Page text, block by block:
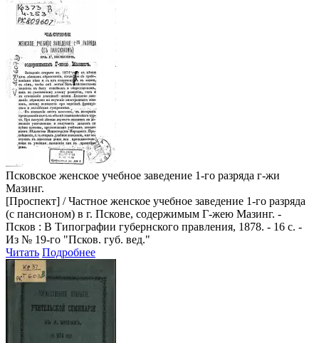
Псковское женское учебное заведение 1-го разряда г-жи
Мазинг.
[Проспект] / Частное женское учебное заведение 1-го разряда
(с пансионом) в г. Пскове, содержимым Г-жею Мазинг. -
Псков : В Типографии губернского правления, 1878. - 16 с. -
Из № 19-го "Псков. губ. вед."
Читать Подробнее